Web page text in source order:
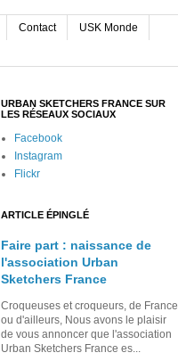
Contact USK Monde
URBAN SKETCHERS FRANCE SUR
LES RÉSEAUX SOCIAUX
Facebook
Instagram
Flickr
ARTICLE ÉPINGLÉ
Faire part : naissance de
l'association Urban
Sketchers France
Croqueuses et croqueurs, de France
ou d'ailleurs, Nous avons le plaisir
de vous annoncer que l'association
Urban Sketchers France es...